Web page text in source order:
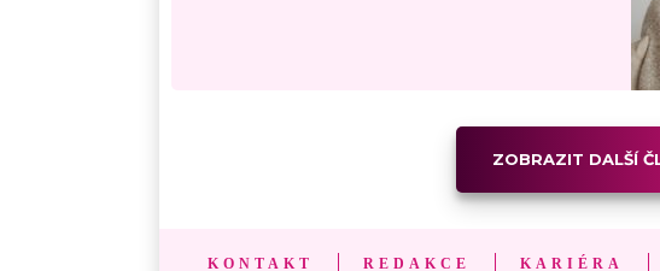
ZOBRAZIT DALŠÍ
KONTAKT REDAKCE KARIÉRA